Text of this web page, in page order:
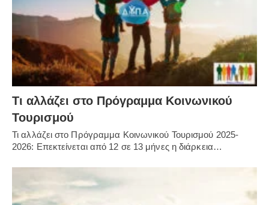
Τι αλλάζει στο Πρόγραμμα Κοινωνικού
Τουρισμού
Τι αλλάζει στο Πρόγραμμα Κοινωνικού Τουρισμού 2025-
2026: Επεκτείνεται από 12 σε 13 μήνες η διάρκεια…